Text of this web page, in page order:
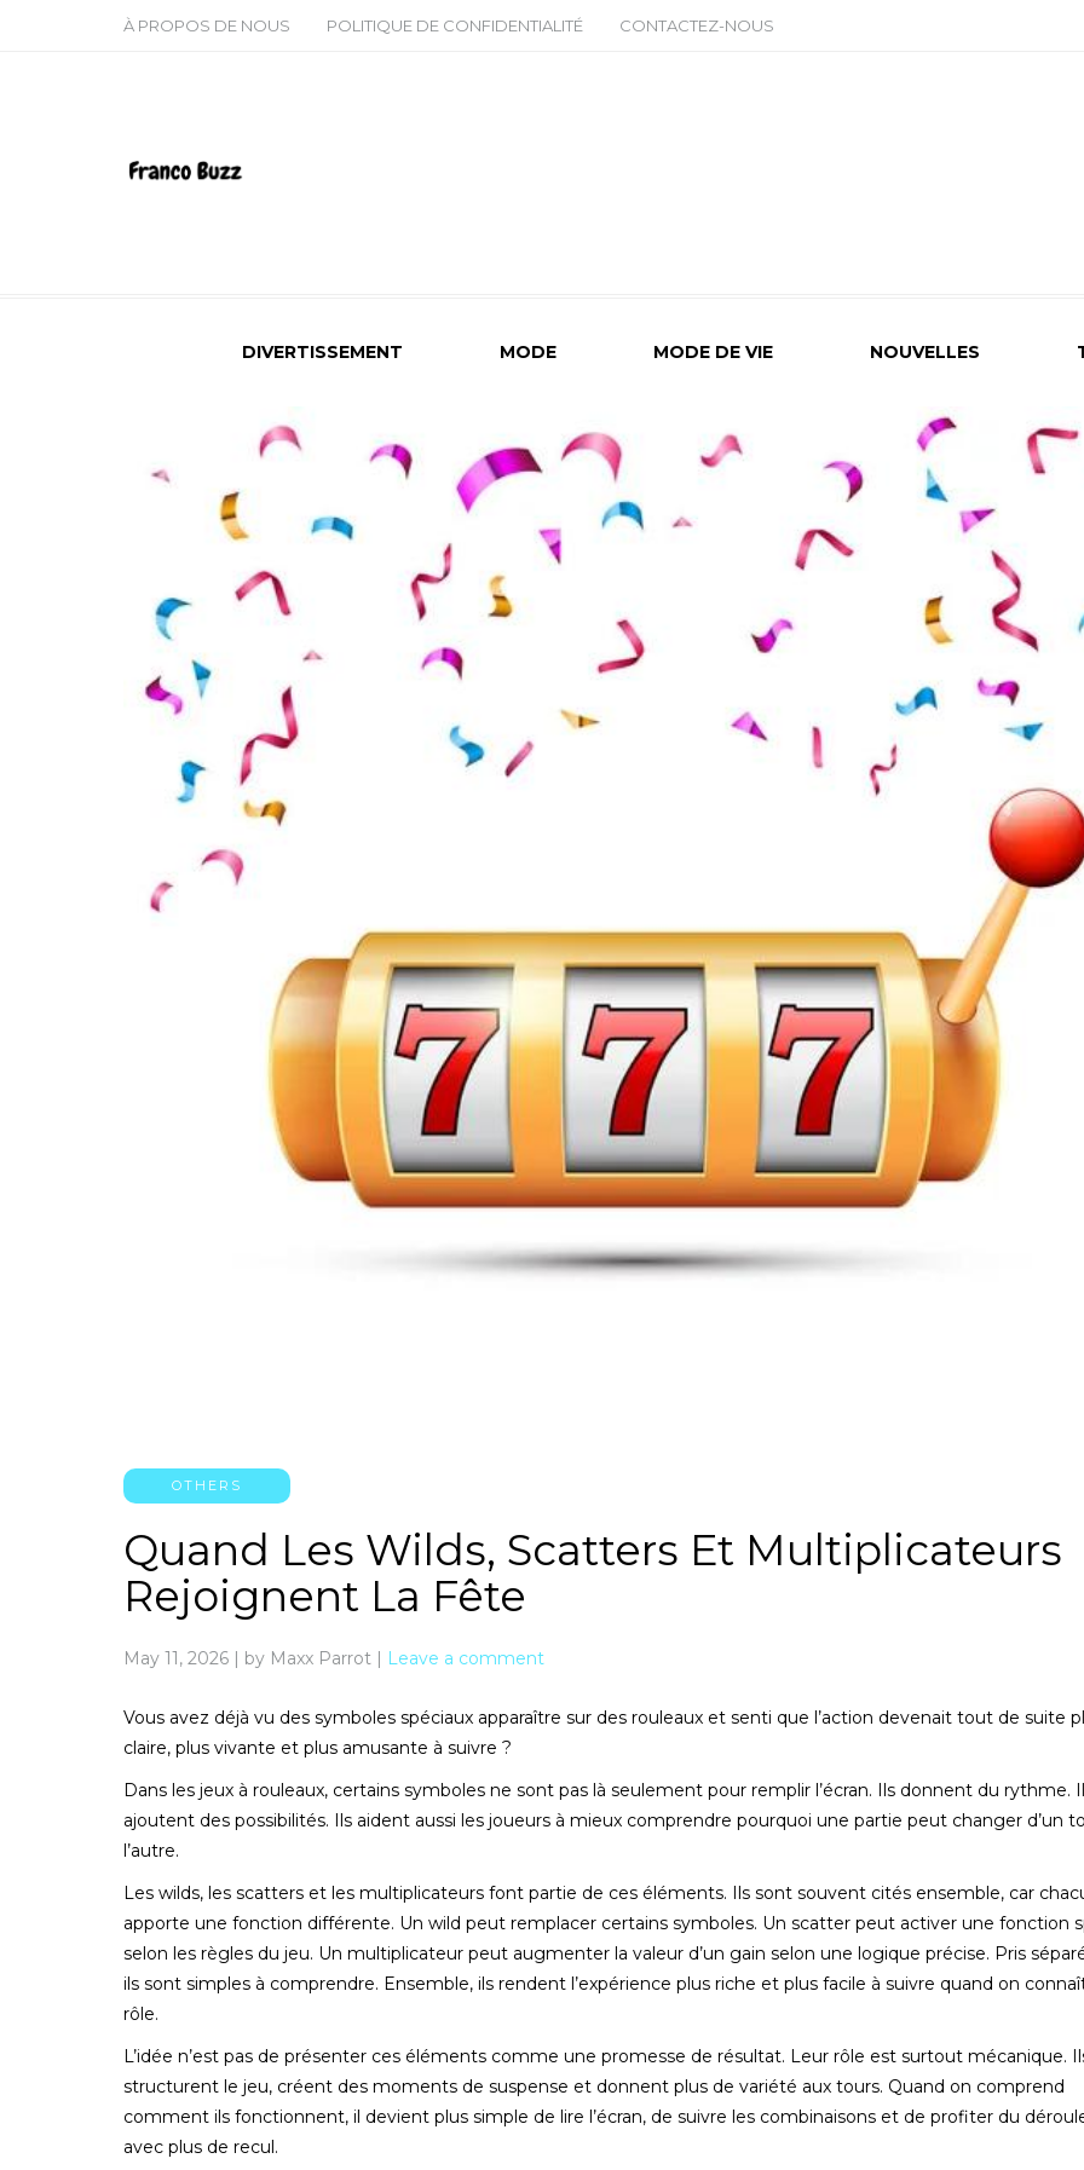
À PROPOS DE NOUS POLITIQUE DE CONFIDENTIALITÉ CONTACTEZ-NOUS
DIVERTISSEMENT MODE MODE DE VIE NOUVELLES
OTHERS
Quand Les Wilds, Scatters Et Multiplicateurs
Rejoignent La Fête
May 11, 2026 | by Maxx Parrot | Leave a comment
Vous avez déjà vu des symboles spéciaux apparaître sur des rouleaux et senti que l’action devenait tout de suite
claire, plus vivante et plus amusante à suivre ?
Dans les jeux à rouleaux, certains symboles ne sont pas là seulement pour remplir l’écran. Ils donnent du rythme.
ajoutent des possibilités. Ils aident aussi les joueurs à mieux comprendre pourquoi une partie peut changer d’un
l’autre.
Les wilds, les scatters et les multiplicateurs font partie de ces éléments. Ils sont souvent cités ensemble, car
apporte une fonction différente. Un wild peut remplacer certains symboles. Un scatter peut activer une fonction
selon les règles du jeu. Un multiplicateur peut augmenter la valeur d’un gain selon une logique précise. Pris
ils sont simples à comprendre. Ensemble, ils rendent l’expérience plus riche et plus facile à suivre quand on
rôle.
L’idée n’est pas de présenter ces éléments comme une promesse de résultat. Leur rôle est surtout mécanique.
structurent le jeu, créent des moments de suspense et donnent plus de variété aux tours. Quand on comprend
comment ils fonctionnent, il devient plus simple de lire l’écran, de suivre les combinaisons et de profiter du
avec plus de recul.